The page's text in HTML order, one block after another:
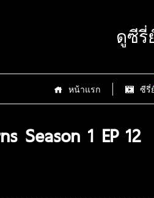
ดูซีรี่
หน้าแรก ซีรี่
Season 1 EP 12